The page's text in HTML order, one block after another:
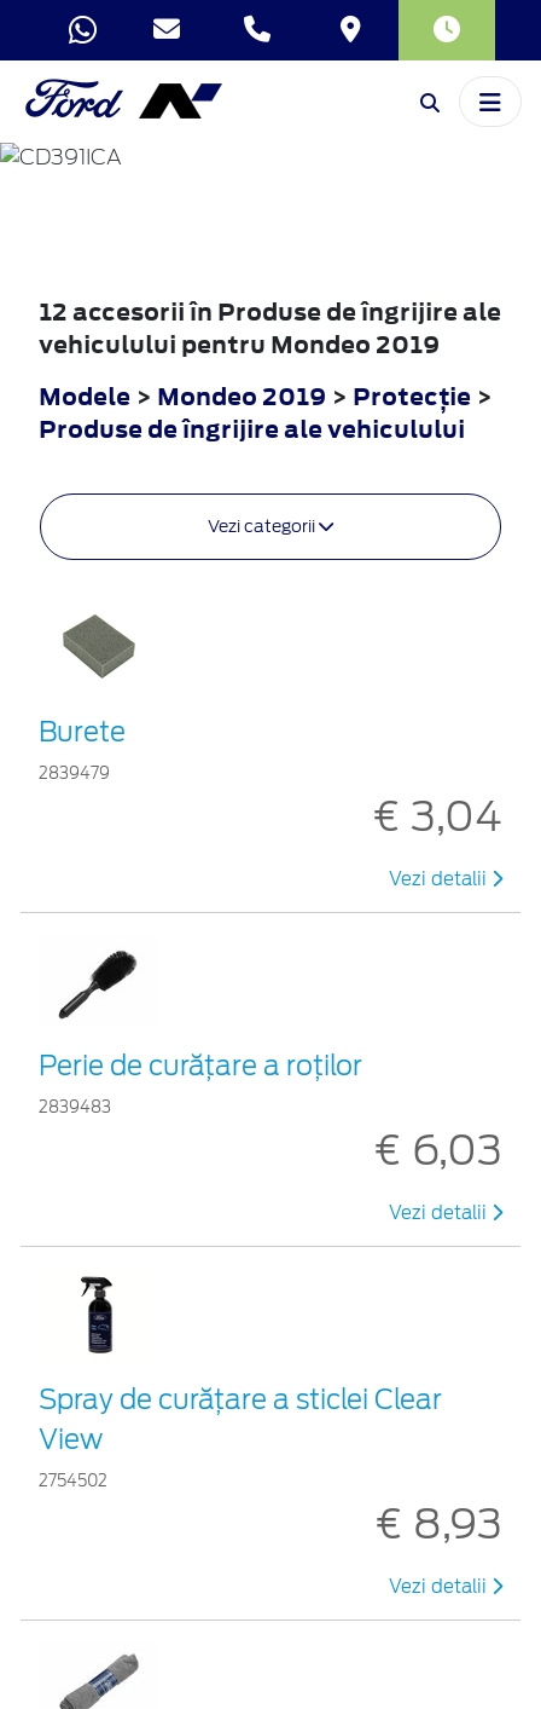
MONDEO
12 accesorii în Produse de îngrijire ale
vehiculului pentru Mondeo 2019
Modele > Mondeo 2019 > Protecţie >
Produse de îngrijire ale vehiculului
Vezi categorii
Burete
2839479
€ 3,04
Vezi detalii
Perie de curățare a roților
2839483
€ 6,03
Vezi detalii
Spray de curățare a sticlei Clear
View
2754502
€ 8,93
Vezi detalii